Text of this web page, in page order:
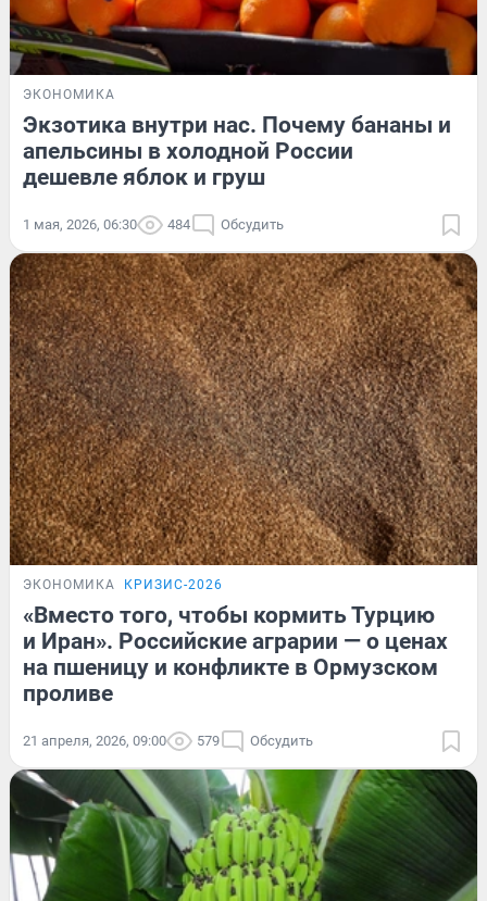
ЭКОНОМИКА
Экзотика внутри нас. Почему бананы и
апельсины в холодной России
дешевле яблок и груш
1 мая, 2026, 06:30 484 Обсудить
ЭКОНОМИКА КРИЗИС-2026
«Вместо того, чтобы кормить Турцию
и Иран». Российские аграрии — о ценах
на пшеницу и конфликте в Ормузском
проливе
21 апреля, 2026, 09:00 579 Обсудить